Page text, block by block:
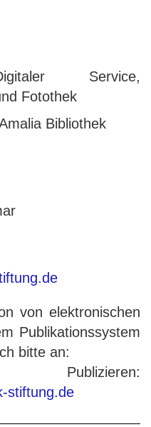
Service,
Fotothek
Bibliothek
von elektronischen
Publikationssystem
bitte an:
stiftung.de